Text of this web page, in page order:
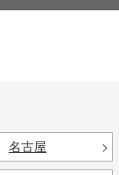
名古屋